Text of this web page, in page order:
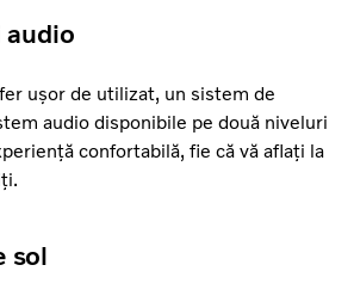
audio
ușor de utilizat, un sistem de
audio disponibile pe două niveluri
confortabilă, fie că vă aflați la
sol